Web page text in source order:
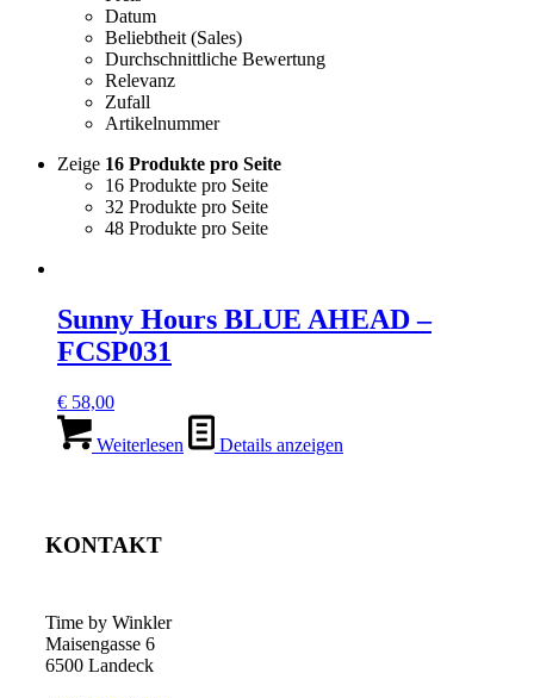
Datum
Beliebtheit (Sales)
Durchschnittliche Bewertung
Relevanz
Zufall
Artikelnummer
Zeige 16 Produkte pro Seite
16 Produkte pro Seite
32 Produkte pro Seite
48 Produkte pro Seite
Sunny Hours BLUE AHEAD –
FCSP031
€ 58,00
Weiterlesen Details anzeigen
KONTAKT
Time by Winkler
Maisengasse 6
6500 Landeck